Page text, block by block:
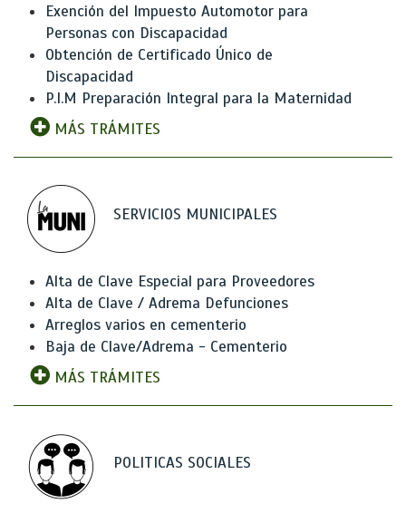
Exención del Impuesto Automotor para
Personas con Discapacidad
Obtención de Certificado Único de
Discapacidad
P.I.M Preparación Integral para la Maternidad
MÁS TRÁMITES
SERVICIOS MUNICIPALES
Alta de Clave Especial para Proveedores
Alta de Clave / Adrema Defunciones
Arreglos varios en cementerio
Baja de Clave/Adrema - Cementerio
MÁS TRÁMITES
POLITICAS SOCIALES